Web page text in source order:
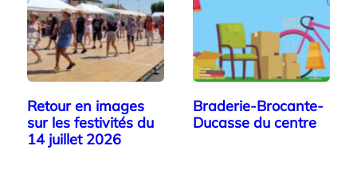
Retour en images
sur les festivités du
14 juillet 2026
Braderie-Brocante-
Ducasse du centre